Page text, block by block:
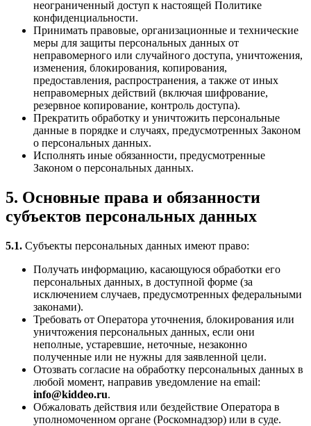
неограниченный доступ к настоящей Политике
конфиденциальности.
Принимать правовые, организационные и технические
меры для защиты персональных данных от
неправомерного или случайного доступа, уничтожения,
изменения, блокирования, копирования,
предоставления, распространения, а также от иных
неправомерных действий (включая шифрование,
резервное копирование, контроль доступа).
Прекратить обработку и уничтожить персональные
данные в порядке и случаях, предусмотренных Законом
о персональных данных.
Исполнять иные обязанности, предусмотренные
Законом о персональных данных.
5. Основные права и обязанности
субъектов персональных данных
5.1. Субъекты персональных данных имеют право:
Получать информацию, касающуюся обработки его
персональных данных, в доступной форме (за
исключением случаев, предусмотренных федеральными
законами).
Требовать от Оператора уточнения, блокирования или
уничтожения персональных данных, если они
неполные, устаревшие, неточные, незаконно
полученные или не нужны для заявленной цели.
Отозвать согласие на обработку персональных данных в
любой момент, направив уведомление на email:
info@kiddeo.ru.
Обжаловать действия или бездействие Оператора в
уполномоченном органе (Роскомнадзор) или в суде.